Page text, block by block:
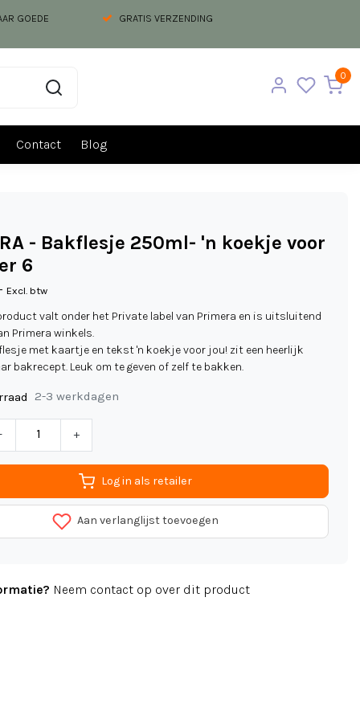
GOEDE
GRATIS VERZENDING
0
Contact Blog
- Bakflesje 250ml- 'n koekje voor
6
Excl. btw
product valt onder het Private label van Primera en is uitsluitend
Primera winkels.
met kaartje en tekst 'n koekje voor jou! zit een heerlijk
bakrecept. Leuk om te geven of zelf te bakken.
2-3 werkdagen
+
Log in als retailer
Aan verlanglijst toevoegen
Neem contact op over dit product